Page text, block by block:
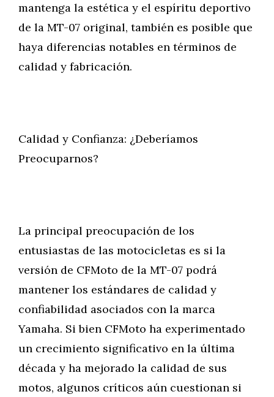
mantenga la estética y el espíritu deportivo
de la MT-07 original, también es posible que
haya diferencias notables en términos de
calidad y fabricación.
Calidad y Confianza: ¿Deberíamos
Preocuparnos?
La principal preocupación de los
entusiastas de las motocicletas es si la
versión de CFMoto de la MT-07 podrá
mantener los estándares de calidad y
confiabilidad asociados con la marca
Yamaha. Si bien CFMoto ha experimentado
un crecimiento significativo en la última
década y ha mejorado la calidad de sus
motos, algunos críticos aún cuestionan si